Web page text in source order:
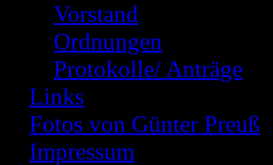
Vorstand
Ordnungen
Protokolle/ Anträge
Links
Fotos von Günter Preuß
Impressum